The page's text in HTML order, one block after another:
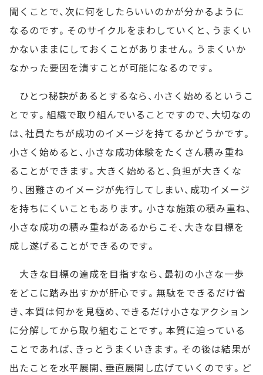
聞くことで、次に何をしたらいいのかが分かるように
なるのです。そのサイクルをまわしていくと、うまくい
かないままにしておくことがありません。うまくいか
なかった要因を潰すことが可能になるのです。
ひとつ秘訣があるとするなら、小さく始めるというこ
とです。組織で取り組んでいることですので、大切なの
は、社員たちが成功のイメージを持てるかどうかです。
小さく始めると、小さな成功体験をたくさん積み重ね
ることができます。大きく始めると、負担が大きくな
り、困難さのイメージが先行してしまい、成功イメージ
を持ちにくいこともあります。小さな施策の積み重ね、
小さな成功の積み重ねがあるからこそ、大きな目標を
成し遂げることができるのです。
大きな目標の達成を目指すなら、最初の小さな一歩
をどこに踏み出すかが肝心です。無駄をできるだけ省
き、本質は何かを見極め、できるだけ小さなアクション
に分解してから取り組むことです。本質に迫っている
ことであれば、きっとうまくいきます。その後は結果が
出たことを水平展開、垂直展開し広げていくのです。ど